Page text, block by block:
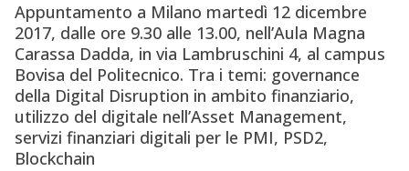
Appuntamento a Milano martedì 12 dicembre
2017, dalle ore 9.30 alle 13.00, nell’Aula Magna
Carassa Dadda, in via Lambruschini 4, al campus
Bovisa del Politecnico. Tra i temi: governance
della Digital Disruption in ambito finanziario,
utilizzo del digitale nell’Asset Management,
servizi finanziari digitali per le PMI, PSD2,
Blockchain